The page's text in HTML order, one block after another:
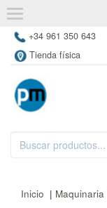
+34 961 350 643
Tienda física
Inicio | Maquinaria